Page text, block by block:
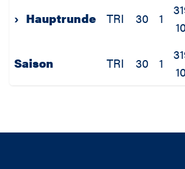
› Hauptrunde TRI 30 1
Saison TRI 30 1